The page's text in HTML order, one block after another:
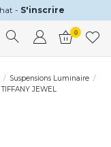
- S'inscrire
0
Suspensions Luminaire
JEWEL